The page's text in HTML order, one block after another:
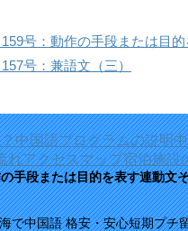
159号：動作の手段または目
号：兼語文（三）
中国語プログラムの説明
れアクセスマップ宿泊施設
手段または目的を表す連動文
で中国語 格安・安心短期プチ